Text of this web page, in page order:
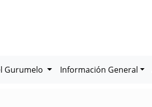
Gurumelo Información General